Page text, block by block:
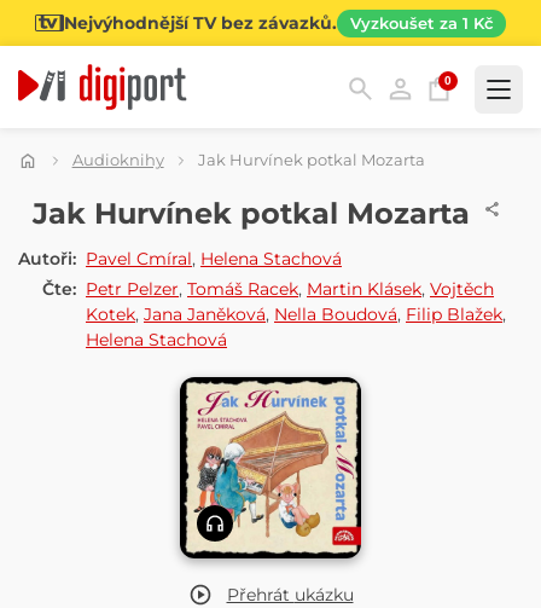
Nejvýhodnější TV bez závazků. Vyzkoušet za 1 Kč
0
Kategorie
Audioknihy Jak Hurvínek potkal Mozarta
Přehrát ukázku
AUDIOKNIHA
Jak Hurvínek potkal Mozarta
Autoři: Pavel Cmíral, Helena Stachová
Čte: Petr Pelzer, Tomáš Racek, Martin Klásek, Vojtěch
Kotek, Jana Janěková, Nella Boudová, Filip Blažek,
Helena Stachová